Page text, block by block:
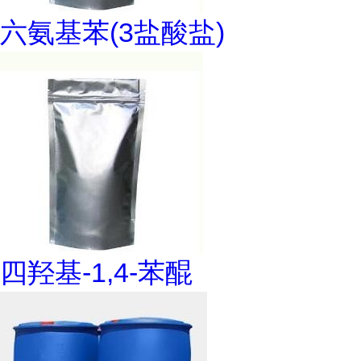
六氨基苯(3盐酸盐)
四羟基-1,4-苯醌